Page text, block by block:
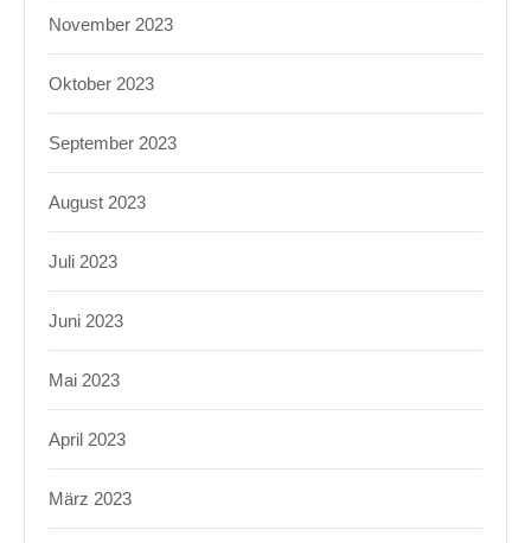
November 2023
Oktober 2023
September 2023
August 2023
Juli 2023
Juni 2023
Mai 2023
April 2023
März 2023